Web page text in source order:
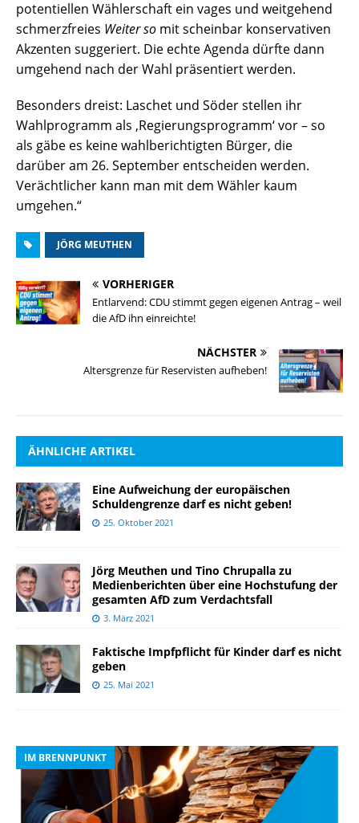
potentiellen Wählerschaft ein vages und weitgehend
schmerzfreies Weiter so mit scheinbar konservativen
Akzenten suggeriert. Die echte Agenda dürfte dann
umgehend nach der Wahl präsentiert werden.
Besonders dreist: Laschet und Söder stellen ihr
Wahlprogramm als ‚Regierungsprogramm‘ vor – so
als gäbe es keine wahlberichtigten Bürger, die
darüber am 26. September entscheiden werden.
Verächtlicher kann man mit dem Wähler kaum
umgehen.“
JÖRG MEUTHEN
VORHERIGER
Entlarvend: CDU stimmt gegen eigenen Antrag – weil
die AfD ihn einreichte!
NÄCHSTER
Altersgrenze für Reservisten aufheben!
ÄHNLICHE ARTIKEL
Eine Aufweichung der europäischen
Schuldengrenze darf es nicht geben!
25. Oktober 2021
Jörg Meuthen und Tino Chrupalla zu
Medienberichten über eine Hochstufung der
gesamten AfD zum Verdachtsfall
3. März 2021
Faktische Impfpflicht für Kinder darf es nicht
geben
25. Mai 2021
IM BRENNPUNKT